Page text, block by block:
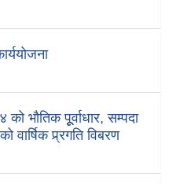
भौतिक पूूर्वाधार, सम्पदा
वार्षिक प्र्रगति विबरण